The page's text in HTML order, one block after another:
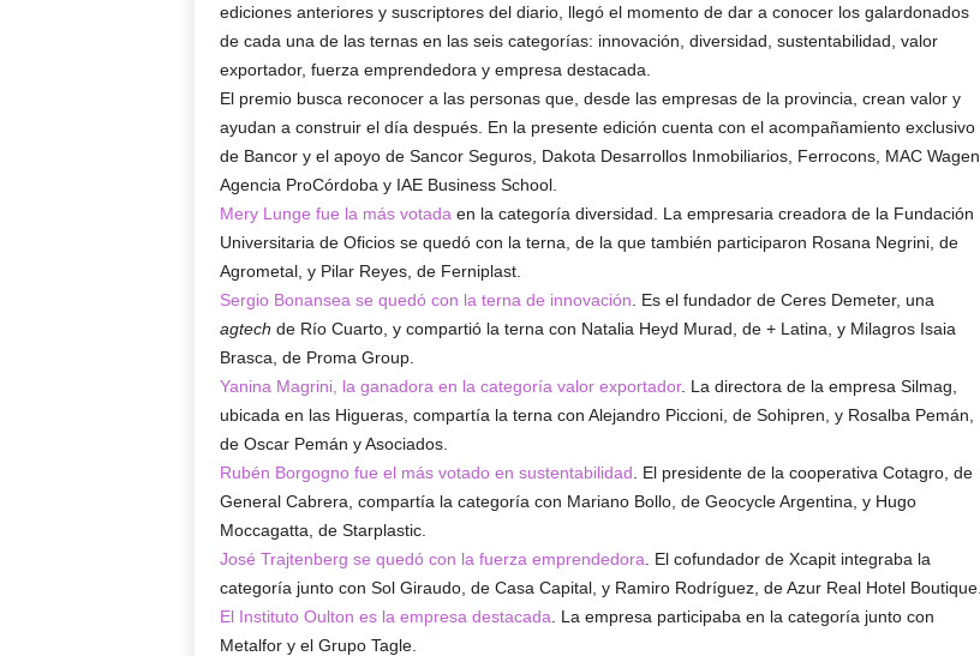
ediciones anteriores y suscriptores del diario, llegó el momento de dar a conocer los galardonados
de cada una de las ternas en las seis categorías: innovación, diversidad, sustentabilidad, valor
exportador, fuerza emprendedora y empresa destacada.
El premio busca reconocer a las personas que, desde las empresas de la provincia, crean valor y
ayudan a construir el día después. En la presente edición cuenta con el acompañamiento exclusivo
de Bancor y el apoyo de Sancor Seguros, Dakota Desarrollos Inmobiliarios, Ferrocons, MAC Wagen,
Agencia ProCórdoba y IAE Business School.
Mery Lunge fue la más votada en la categoría diversidad. La empresaria creadora de la Fundación
Universitaria de Oficios se quedó con la terna, de la que también participaron Rosana Negrini, de
Agrometal, y Pilar Reyes, de Ferniplast.
Sergio Bonansea se quedó con la terna de innovación . Es el fundador de Ceres Demeter, una
agtech de Río Cuarto, y compartió la terna con Natalia Heyd Murad, de + Latina, y Milagros Isaia
Brasca, de Proma Group.
Yanina Magrini, la ganadora en la categoría valor exportador. La directora de la empresa Silmag,
ubicada en las Higueras, compartía la terna con Alejandro Piccioni, de Sohipren, y Rosalba Pemán,
de Oscar Pemán y Asociados.
Rubén Borgogno fue el más votado en sustentabilidad . El presidente de la cooperativa Cotagro, de
General Cabrera, compartía la categoría con Mariano Bollo, de Geocycle Argentina, y Hugo
Moccagatta, de Starplastic.
José Trajtenberg se quedó con la fuerza emprendedora . El cofundador de Xcapit integraba la
categoría junto con Sol Giraudo, de Casa Capital, y Ramiro Rodríguez, de Azur Real Hotel Boutique.
El Instituto Oulton es la empresa destacada . La empresa participaba en la categoría junto con
Metalfor y el Grupo Tagle.